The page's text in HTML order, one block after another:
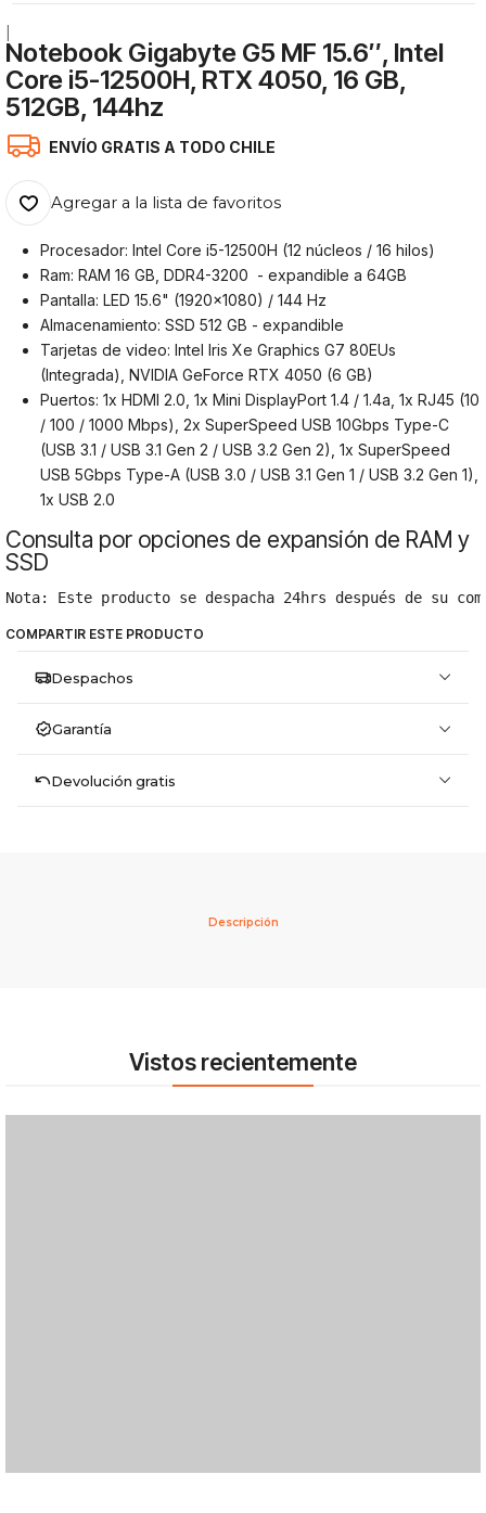
Notebook Gigabyte G5 MF 15.6″, Intel
Core i5-12500H, RTX 4050, 16 GB,
512GB, 144hz
ENVÍO GRATIS A TODO CHILE
Agregar a la lista de favoritos
Procesador: Intel Core i5-12500H (12 núcleos / 16 hilos)
Ram: RAM 16 GB, DDR4-3200 - expandible a 64GB
Pantalla: LED 15.6" (1920x1080) / 144 Hz
Almacenamiento: SSD 512 GB - expandible
Tarjetas de video: Intel Iris Xe Graphics G7 80EUs
(Integrada), NVIDIA GeForce RTX 4050 (6 GB)
Puertos: 1x HDMI 2.0, 1x Mini DisplayPort 1.4 / 1.4a, 1x RJ45 (10
/ 100 / 1000 Mbps), 2x SuperSpeed USB 10Gbps Type-C
(USB 3.1 / USB 3.1 Gen 2 / USB 3.2 Gen 2), 1x SuperSpeed
USB 5Gbps Type-A (USB 3.0 / USB 3.1 Gen 1 / USB 3.2 Gen 1),
1x USB 2.0
Consulta por opciones de expansión de RAM y
SSD
Nota: Este producto se despacha 24hrs después de su
COMPARTIR ESTE PRODUCTO
Despachos
Garantía
Devolución gratis
Descripción
Vistos recientemente